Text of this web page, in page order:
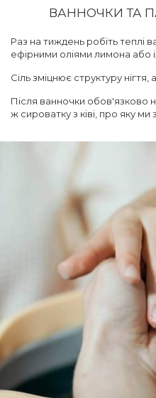
ВАННОЧКИ ТА
Раз на тиждень робіть теплі
ефірними оліями лимона або
Сіль зміцнює структуру нігтя,
Після ванночки обов'язково
ж сироватку з ківі, про яку ми